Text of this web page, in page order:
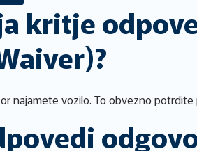
kritje
najamete vozilo. To obvezno